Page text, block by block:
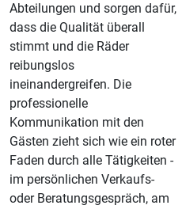
Abteilungen und sorgen dafür,
dass die Qualität überall
stimmt und die Räder
reibungslos
ineinandergreifen. Die
professionelle
Kommunikation mit den
Gästen zieht sich wie ein roter
Faden durch alle Tätigkeiten -
im persönlichen Verkaufs-
oder Beratungsgespräch, am